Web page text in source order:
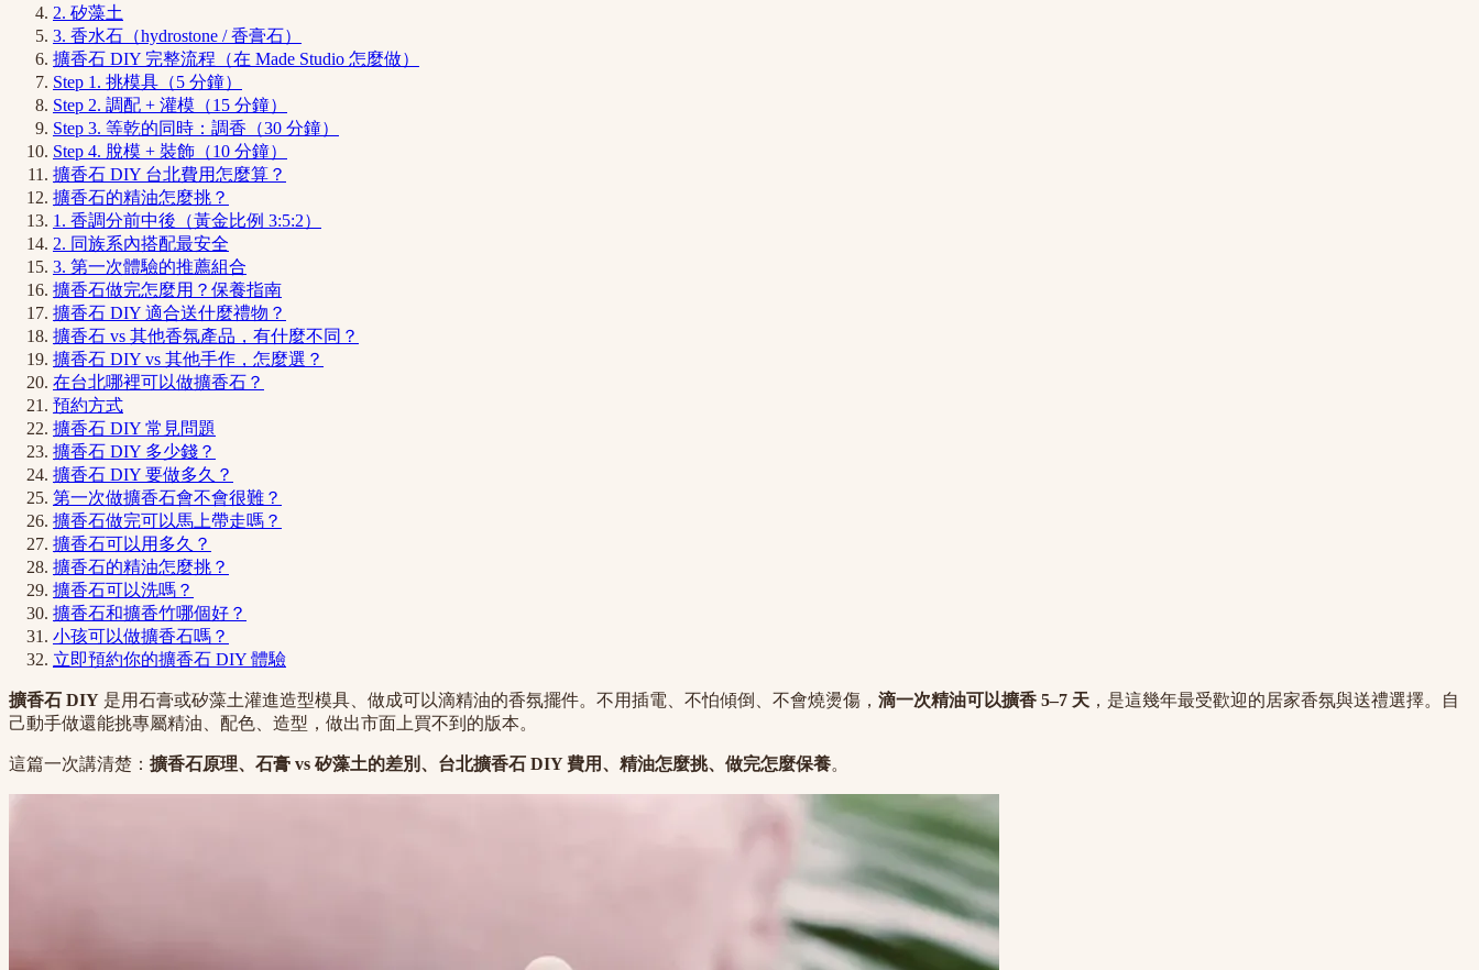
2. 矽藻土
3. 香水石（hydrostone / 香膏石）
擴香石 DIY 完整流程（在 Made Studio 怎麼做）
Step 1. 挑模具（5 分鐘）
Step 2. 調配 + 灌模（15 分鐘）
Step 3. 等乾的同時：調香（30 分鐘）
Step 4. 脫模 + 裝飾（10 分鐘）
擴香石 DIY 台北費用怎麼算？
擴香石的精油怎麼挑？
1. 香調分前中後（黃金比例 3:5:2）
2. 同族系內搭配最安全
3. 第一次體驗的推薦組合
擴香石做完怎麼用？保養指南
擴香石 DIY 適合送什麼禮物？
擴香石 vs 其他香氛產品，有什麼不同？
擴香石 DIY vs 其他手作，怎麼選？
在台北哪裡可以做擴香石？
預約方式
擴香石 DIY 常見問題
擴香石 DIY 多少錢？
擴香石 DIY 要做多久？
第一次做擴香石會不會很難？
擴香石做完可以馬上帶走嗎？
擴香石可以用多久？
擴香石的精油怎麼挑？
擴香石可以洗嗎？
擴香石和擴香竹哪個好？
小孩可以做擴香石嗎？
立即預約你的擴香石 DIY 體驗
擴香石 DIY 是用石膏或矽藻土灌進造型模具、做成可以滴精油的香氛擺件。不用插電、不怕傾倒、不會燒燙傷， 滴一次精油可以擴香 5–7 天 ，是這幾年最受歡迎的居家香氛與送禮選擇。自
己動手做還能挑專屬精油、配色、造型，做出市面上買不到的版本。
這篇一次講清楚： 擴香石原理、石膏 vs 矽藻土的差別、台北擴香石 DIY 費用、精油怎麼挑、做完怎麼保養。